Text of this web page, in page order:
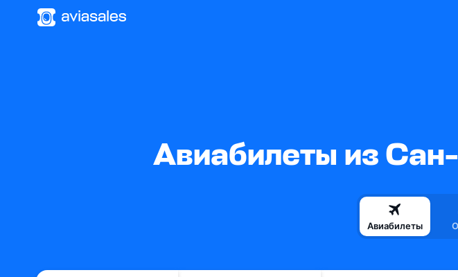
Авиабилеты из
Авиабилеты